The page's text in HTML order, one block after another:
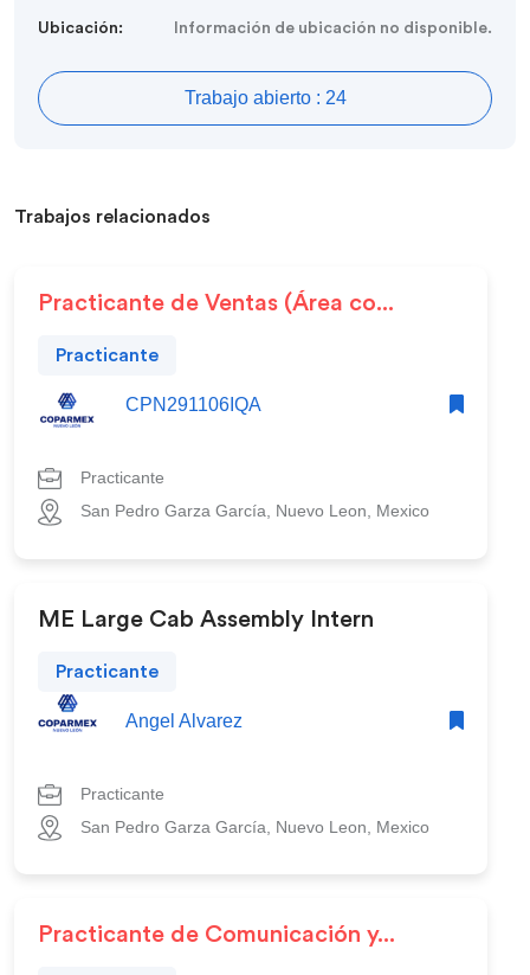
Ubicación: Información de ubicación no disponible.
Trabajo abierto : 24
Trabajos relacionados
Practicante de Ventas (Área co...
Practicante
CPN291106IQA
Practicante
San Pedro Garza García, Nuevo Leon, Mexico
ME Large Cab Assembly Intern
Practicante
Angel Alvarez
Practicante
San Pedro Garza García, Nuevo Leon, Mexico
Practicante de Comunicación y...